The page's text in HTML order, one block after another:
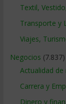
Textil,
Transporte y
Viajes,
Negocios (7.837)
Actualidad de
Carrera y
Dinero y